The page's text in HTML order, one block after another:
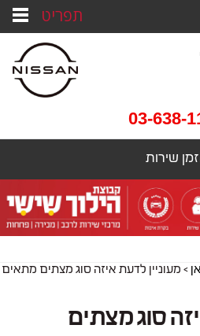
03-638-
שירות
> מעוניין לדעת איזה סוג מצתים מתאים
סוג מצתים
תפריט